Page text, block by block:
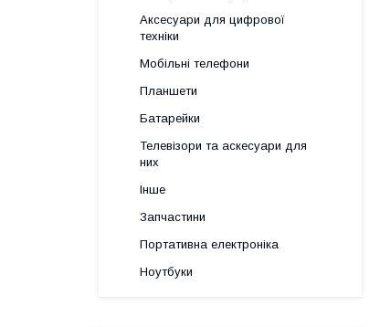
Аксесуари для цифрової
техніки
Мобільні телефони
Планшети
Батарейки
Телевізори та аскесуари для
них
Інше
Запчастини
Портативна електроніка
Ноутбуки